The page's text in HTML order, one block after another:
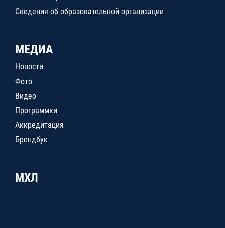
Сведения об образовательной организации
МЕДИА
Новости
Фото
Видео
Программки
Аккредитация
Брендбук
МХЛ